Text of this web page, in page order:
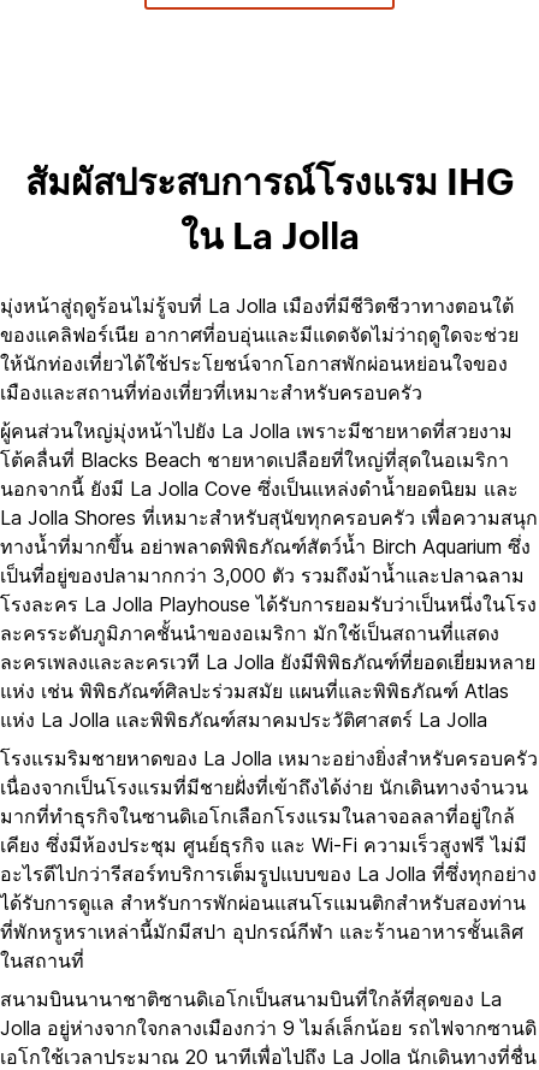
สัมผัสประสบการณ์โรงแรม IHG
ใน La Jolla
มุ่งหน้าสู่ฤดูร้อนไม่รู้จบที่ La Jolla เมืองที่มีชีวิตชีวาทางตอนใต้
ของแคลิฟอร์เนีย อากาศที่อบอุ่นและมีแดดจัดไม่ว่าฤดูใดจะช่วย
ให้นักท่องเที่ยวได้ใช้ประโยชน์จากโอกาสพักผ่อนหย่อนใจของ
เมืองและสถานที่ท่องเที่ยวที่เหมาะสำหรับครอบครัว
ผู้คนส่วนใหญ่มุ่งหน้าไปยัง La Jolla เพราะมีชายหาดที่สวยงาม
โต้คลื่นที่ Blacks Beach ชายหาดเปลือยที่ใหญ่ที่สุดในอเมริกา
นอกจากนี้ ยังมี La Jolla Cove ซึ่งเป็นแหล่งดำน้ำยอดนิยม และ
La Jolla Shores ที่เหมาะสำหรับสุนัขทุกครอบครัว เพื่อความสนุก
ทางน้ำที่มากขึ้น อย่าพลาดพิพิธภัณฑ์สัตว์น้ำ Birch Aquarium ซึ่ง
เป็นที่อยู่ของปลามากกว่า 3,000 ตัว รวมถึงม้าน้ำและปลาฉลาม
โรงละคร La Jolla Playhouse ได้รับการยอมรับว่าเป็นหนึ่งในโรง
ละครระดับภูมิภาคชั้นนำของอเมริกา มักใช้เป็นสถานที่แสดง
ละครเพลงและละครเวที La Jolla ยังมีพิพิธภัณฑ์ที่ยอดเยี่ยมหลาย
แห่ง เช่น พิพิธภัณฑ์ศิลปะร่วมสมัย แผนที่และพิพิธภัณฑ์ Atlas
แห่ง La Jolla และพิพิธภัณฑ์สมาคมประวัติศาสตร์ La Jolla
โรงแรมริมชายหาดของ La Jolla เหมาะอย่างยิ่งสำหรับครอบครัว
เนื่องจากเป็นโรงแรมที่มีชายฝั่งที่เข้าถึงได้ง่าย นักเดินทางจำนวน
มากที่ทำธุรกิจในซานดิเอโกเลือกโรงแรมในลาจอลลาที่อยู่ใกล้
เคียง ซึ่งมีห้องประชุม ศูนย์ธุรกิจ และ Wi-Fi ความเร็วสูงฟรี ไม่มี
อะไรดีไปกว่ารีสอร์ทบริการเต็มรูปแบบของ La Jolla ที่ซึ่งทุกอย่าง
ได้รับการดูแล สำหรับการพักผ่อนแสนโรแมนติกสำหรับสองท่าน
ที่พักหรูหราเหล่านี้มักมีสปา อุปกรณ์กีฬา และร้านอาหารชั้นเลิศ
ในสถานที่
สนามบินนานาชาติซานดิเอโกเป็นสนามบินที่ใกล้ที่สุดของ La
Jolla อยู่ห่างจากใจกลางเมืองกว่า 9 ไมล์เล็กน้อย รถไฟจากซานดิ
เอโกใช้เวลาประมาณ 20 นาทีเพื่อไปถึง La Jolla นักเดินทางที่ชื่น